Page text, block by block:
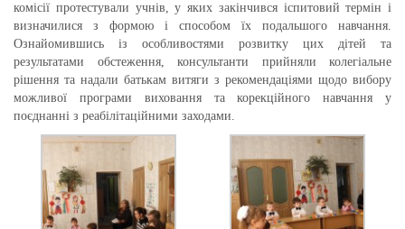
комісії протестували учнів, у яких закінчився іспитовий термін і
визначилися з формою і способом їх подальшого навчання.
Ознайомившись із особливостями розвитку цих дітей та
результатами обстеження, консультанти прийняли колегіальне
рішення та надали батькам витяги з рекомендаціями щодо вибору
можливої програми виховання та корекційного навчання у
поєднанні з реабілітаційними заходами.